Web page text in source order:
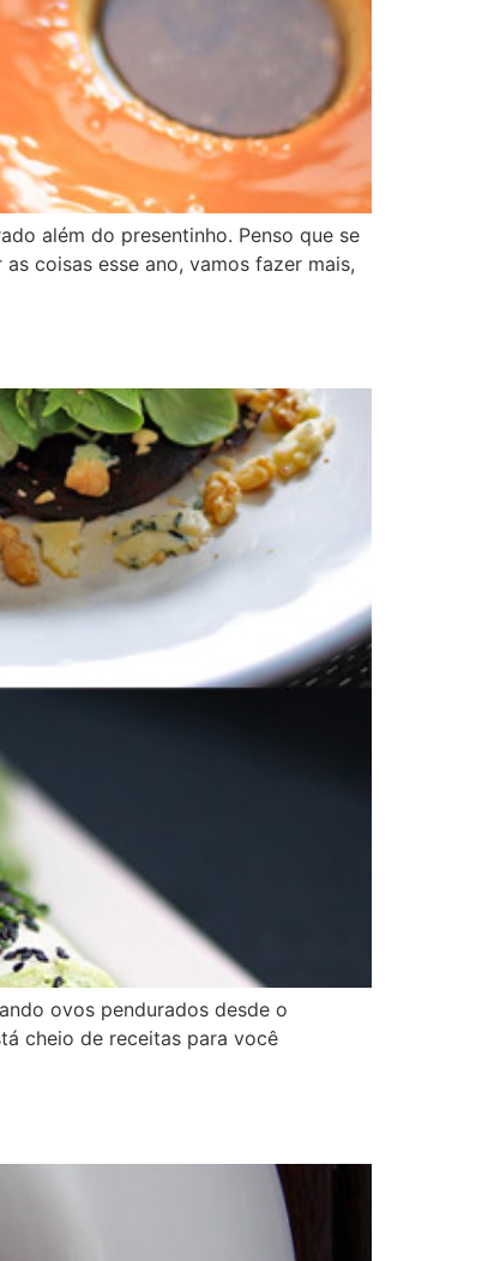
além do presentinho. Penso que se
coisas esse ano, vamos fazer mais,
ovos pendurados desde o
cheio de receitas para você